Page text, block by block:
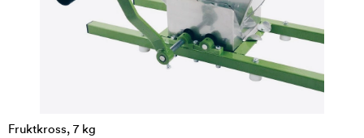
Fruktkross, 7 kg